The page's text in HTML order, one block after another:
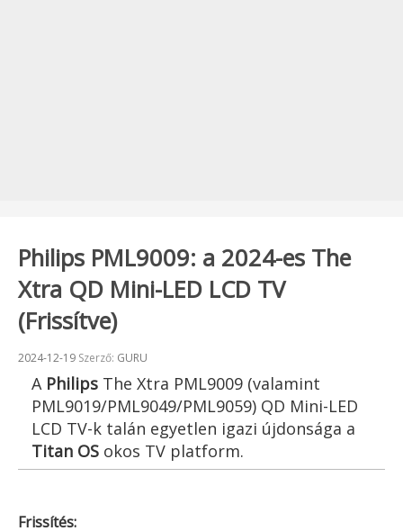
Philips PML9009: a 2024-es The
Xtra QD Mini-LED LCD TV
(Frissítve)
Beküldve:
2024-12-19 Szerző: GURU
A Philips The Xtra PML9009 (valamint
PML9019/PML9049/PML9059) QD Mini-LED
LCD TV-k talán egyetlen igazi újdonsága a
Titan OS okos TV platform.
Frissítés: